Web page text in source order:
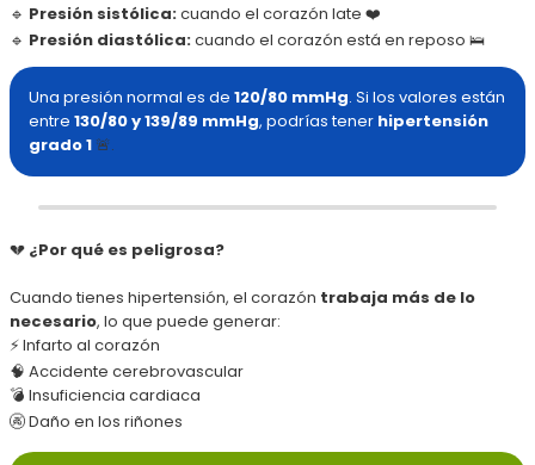
🔹 Presión sistólica:cuando el corazón late ❤️
🔹 Presión diastólica:cuando el corazón está en reposo 🛌
Una presión normal es de 120/80 mmHg. Si los valores están
entre 130/80 y 139/89 mmHg, podrías tener hipertensión
grado 1 🚨.
💔 ¿Por qué es peligrosa?
Cuando tienes hipertensión, el corazón trabaja más de lo
necesario, lo que puede generar:
⚡ Infarto al corazón
🧠 Accidente cerebrovascular
💣 Insuficiencia cardiaca
🚱 Daño en los riñones